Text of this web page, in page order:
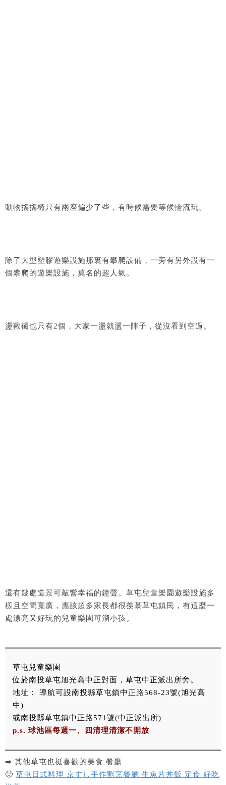
動物搖搖椅只有兩座偏少了些，有時候需要等候輪流玩。
除了大型塑膠遊樂設施那裏有攀爬設備，一旁有另外設有一
個攀爬的遊樂設施，莫名的超人氣。
盪鞦韆也只有2個，大家一盪就盪一陣子，從沒看到空過。
還有幾處造景可敲響幸福的鐘聲。草屯兒童樂園遊樂設施多
樣且空間寬廣，應該超多家長都很羨慕草屯鎮民，有這麼一
處漂亮又好玩的兒童樂園可溜小孩。
草屯兒童樂園
位於南投草屯旭光高中正對面，草屯中正派出所旁。
地址： 導航可設南投縣草屯鎮中正路568-23號(旭光高
中)
或南投縣草屯鎮中正路571號(中正派出所)
p.s. 球池區每週一、四清理清潔不開放
➡ 其他草屯也挺喜歡的美食 餐廳
🙂 草屯日式料理 京すし手作割烹餐廳 生魚片丼飯 定食 好吃